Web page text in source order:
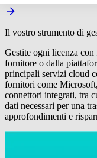
Il vostro strumento di
Gestite ogni licenza
fornitore o dalla
principali servizi cloud
fornitori come
connettori integrati, tra
dati necessari per una
approfondimenti e